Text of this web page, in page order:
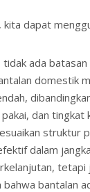
dapat
ada
domestik
dan
dalam